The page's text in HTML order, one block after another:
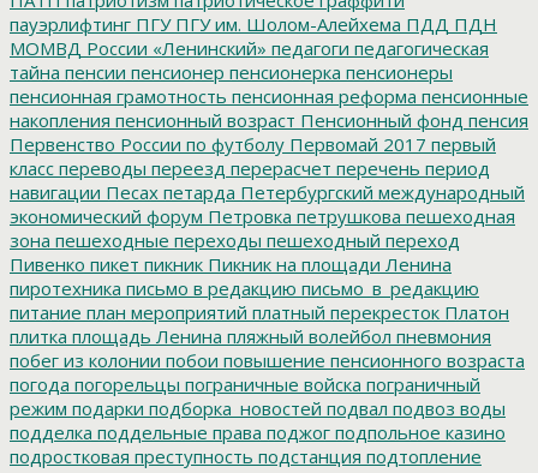
пауэрлифтинг ПГУПГУ им. Шолом-Алейхема ПДД ПДН
МОМВД России «Ленинский» педагоги педагогическая
тайна пенсии пенсионер пенсионерка пенсионеры
пенсионная грамотность пенсионная реформа пенсионные
накопления пенсионный возраст Пенсионный фонд пенсия
Первенство России по футболу Первомай 2017 первый
класс переводы переезд перерасчет перечень период
навигации Песах петарда Петербургский международный
экономический форум Петровка петрушкова пешеходная
зона пешеходные переходы пешеходный переход
Пивенко пикет пикник Пикник на площади Ленина
пиротехника письмо в редакцию письмо_в_редакцию
питание план мероприятий платный перекресток Платон
плитка площадь Ленина пляжный волейбол пневмония
побег из колонии побои повышение пенсионного возраста
погода погорельцы пограничные войска пограничный
режим подарки подборка_новостей подвал подвоз воды
подделка поддельные права поджог подпольное казино
подростковая преступность подстанция подтопление